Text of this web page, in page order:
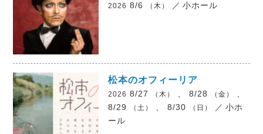
2026 8/6 （木） ／ 小ホール
松本のオフィーリア
2026 8/27 （木） 、 8/28 （金）
8/29
（土） 、 8/30 （日） ／ 小ホ
ール